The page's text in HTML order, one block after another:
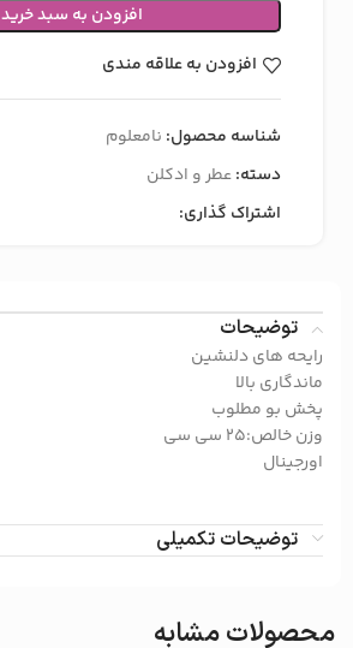
افزودن به سبد خرید
افزودن به علاقه مندی
شناسه محصول: نامعلوم
دسته:عطر و ادکلن
اشتراک گذاری:
توضیحات
رایحه های دلنشین
ماندگاری بالا
پخش بو مطلوب
وزن خالص:۲۵ سی سی
اورجینال
توضیحات تکمیلی
محصولات مشابه